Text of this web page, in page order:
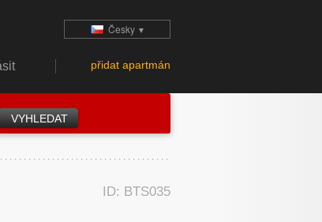
Česky ▼
přidat apartmán
ID: BTS035